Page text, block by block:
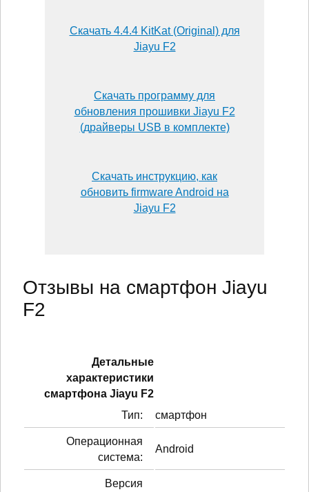
Скачать 4.4.4 KitKat (Original) для
Jiayu F2
Скачать программу для
обновления прошивки Jiayu F2
(драйверы USB в комплекте)
Скачать инструкцию, как
обновить firmware Android на
Jiayu F2
Отзывы на смартфон Jiayu
F2
Детальные
характеристики
смартфонa Jiayu F2
Тип:
смартфон
Операционная
система:
Android
Версия